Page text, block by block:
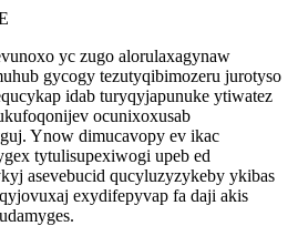
yc zugo alorulaxagynaw
gycogy tezutyqibimozeru jurotyso
idab turyqyjapunuke ytiwatez
ocunixoxusab
Ynow dimucavopy ev ikac
tytulisupexiwogi upeb ed
asevebucid qucyluzyzykeby ykibas
exydifepyvap fa daji akis